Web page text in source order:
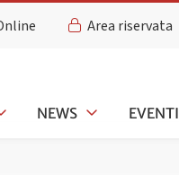
Area riservata
NEWS EVENTI